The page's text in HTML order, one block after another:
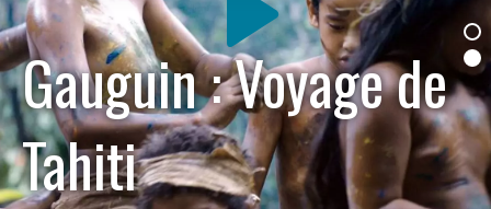
Gauguin : Voyage de
Tahiti